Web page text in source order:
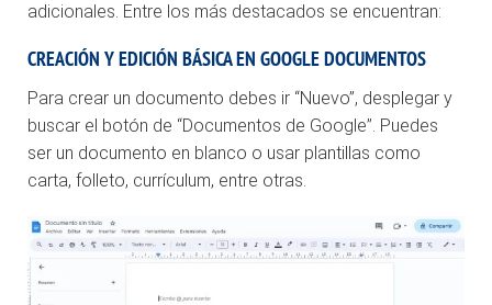
adicionales. Entre los más destacados se encuentran:
CREACIÓN Y EDICIÓN BÁSICA EN GOOGLE DOCUMENTOS
Para crear un documento debes ir “Nuevo”, desplegar y
buscar el botón de “Documentos de Google”. Puedes
ser un documento en blanco o usar plantillas como
carta, folleto, currículum, entre otras.